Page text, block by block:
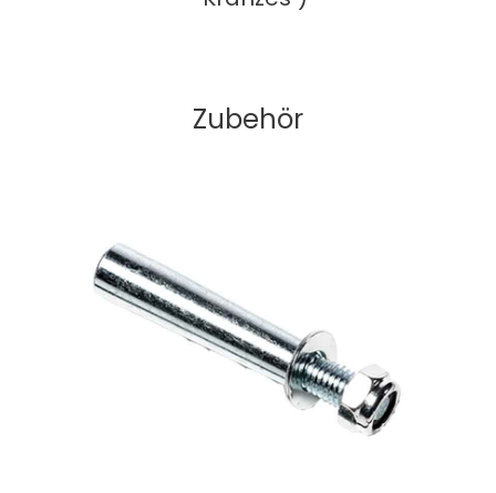
Zubehör